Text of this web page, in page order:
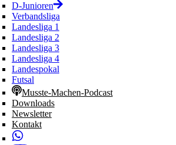
D-Junioren
Verbandsliga
Landesliga 1
Landesliga 2
Landesliga 3
Landesliga 4
Landespokal
Futsal
Musste-Machen-Podcast
Downloads
Newsletter
Kontakt